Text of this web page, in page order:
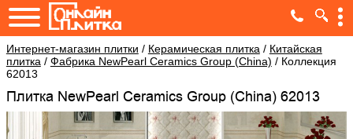
Интернет-магазин плитки / Керамическая плитка / Китайская
плитка / Фабрика NewPearl Ceramics Group (China) / Коллекция
62013
Плитка NewPearl Ceramics Group (China) 62013